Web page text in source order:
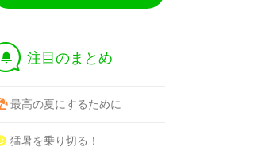
† 注目のまとめ
最高の夏にするために
猛暑を乗り切る！